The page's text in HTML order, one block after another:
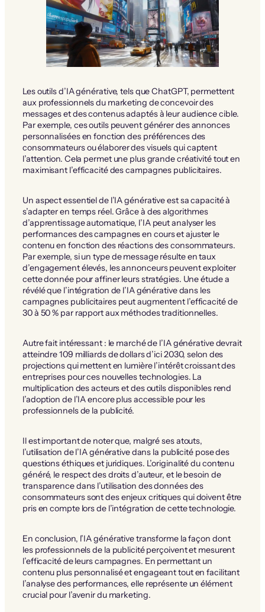
Les outils d’IA générative, tels que ChatGPT, permettent
aux professionnels du marketing de concevoir des
messages et des contenus adaptés à leur audience cible.
Par exemple, ces outils peuvent générer des annonces
personnalisées en fonction des préférences des
consommateurs ou élaborer des visuels qui captent
l’attention. Cela permet une plus grande créativité tout en
maximisant l’efficacité des campagnes publicitaires.
Un aspect essentiel de l’IA générative est sa capacité à
s’adapter en temps réel. Grâce à des algorithmes
d’apprentissage automatique, l’IA peut analyser les
performances des campagnes en cours et ajuster le
contenu en fonction des réactions des consommateurs.
Par exemple, si un type de message résulte en taux
d’engagement élevés, les annonceurs peuvent exploiter
cette donnée pour affiner leurs stratégies. Une étude a
révélé que l’intégration de l’IA générative dans les
campagnes publicitaires peut augmentent l’efficacité de
30 à 50 % par rapport aux méthodes traditionnelles.
Autre fait intéressant : le marché de l’IA générative devrait
atteindre 109 milliards de dollars d’ici 2030, selon des
projections qui mettent en lumière l’intérêt croissant des
entreprises pour ces nouvelles technologies. La
multiplication des acteurs et des outils disponibles rend
l’adoption de l’IA encore plus accessible pour les
professionnels de la publicité.
Il est important de noter que, malgré ses atouts,
l’utilisation de l’IA générative dans la publicité pose des
questions éthiques et juridiques. L’originalité du contenu
généré, le respect des droits d’auteur, et le besoin de
transparence dans l’utilisation des données des
consommateurs sont des enjeux critiques qui doivent être
pris en compte lors de l’intégration de cette technologie.
En conclusion, l’IA générative transforme la façon dont
les professionnels de la publicité perçoivent et mesurent
l’efficacité de leurs campagnes. En permettant un
contenu plus personnalisé et engageant tout en facilitant
l’analyse des performances, elle représente un élément
crucial pour l’avenir du marketing.